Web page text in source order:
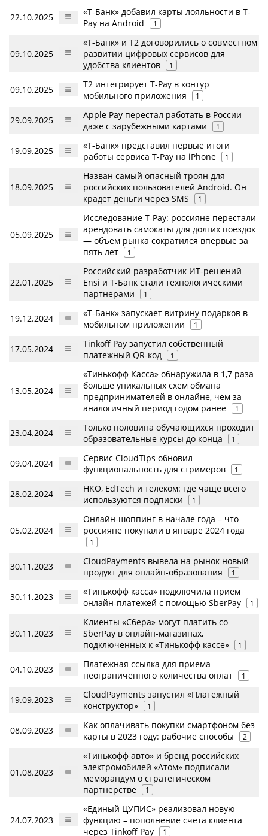
22.10.2025
«Т-Банк» добавил карты лояльности в T-
Pay на Android
1
09.10.2025
«Т-Банк» и Т2 договорились о совместном
развитии цифровых сервисов для
удобства клиентов
1
09.10.2025
Т2 интегрирует Т-Pay в контур
мобильного приложения
1
29.09.2025
Apple Pay перестал работать в России
даже с зарубежными картами
1
19.09.2025
«Т-Банк» представил первые итоги
работы сервиса T-Pay на iPhone
1
18.09.2025
Назван самый опасный троян для
российских пользователей Android. Он
крадет деньги через SMS
1
05.09.2025
Исследование T-Pay: россияне перестали
арендовать самокаты для долгих поездок
— объем рынка сократился впервые за
пять лет
1
22.01.2025
Российский разработчик ИТ-решений
Ensi и Т-Банк стали технологическими
партнерами
1
19.12.2024
«Т-Банк» запускает витрину подарков в
мобильном приложении
1
17.05.2024
Tinkoff Pay запустил собственный
платежный QR-код
1
13.05.2024
«Тинькофф Касса» обнаружила в 1,7 раза
больше уникальных схем обмана
предпринимателей в онлайне, чем за
аналогичный период годом ранее
1
23.04.2024
Только половина обучающихся проходит
образовательные курсы до конца
1
09.04.2024
Сервис CloudTips обновил
функциональность для стримеров
1
28.02.2024
НКО, EdTech и телеком: где чаще всего
используются подписки
1
05.02.2024
Онлайн-шоппинг в начале года – что
россияне покупали в январе 2024 года
1
30.11.2023
CloudPayments вывела на рынок новый
продукт для онлайн-образования
1
30.11.2023
«Тинькофф касса» подключила прием
онлайн-платежей с помощью SberPay
1
30.11.2023
Клиенты «Сбера» могут платить со
SberPay в онлайн-магазинах,
подключенных к «Тинькофф кассе»
1
04.10.2023
Платежная ссылка для приема
неограниченного количества оплат
1
19.09.2023
CloudPayments запустил «Платежный
конструктор»
1
08.09.2023
Как оплачивать покупки смартфоном без
карты в 2023 году: рабочие способы
2
01.08.2023
«Тинькофф авто» и бренд российских
электромобилей «Атом» подписали
меморандум о стратегическом
партнерстве
1
24.07.2023
«Единый ЦУПИС» реализовал новую
функцию – пополнение счета клиента
через Tinkoff Pay
1